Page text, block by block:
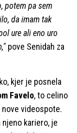
potem pa sem
da imam tak
ure ali eno uro
pove Senidah za
kjer je posnela
Favelo, to celino
videospote.
njeno kariero, je